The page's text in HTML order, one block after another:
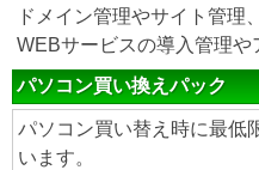
ドメイン管理やサイト管理
WEBサービスの導入管理や
パソコン買い換えパック
パソコン買い替え時に最低
います。